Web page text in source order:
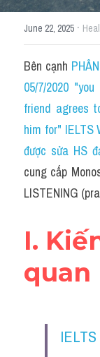
Section 2
Map
Transcript
Cam
Series
Health
Advice
Listening
June 22, 2025 ·
Bên cạnh
05/7/2020
friend agrees
him for" IELTS
được sửa HS
cung cấp
LISTENING
I.
quan